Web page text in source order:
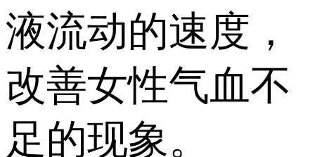
液流动的速度，
改善女性气血不
足的现象。